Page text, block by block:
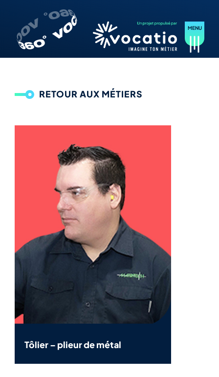
RETOUR AUX MÉTIERS
Tôlier – plieur de métal